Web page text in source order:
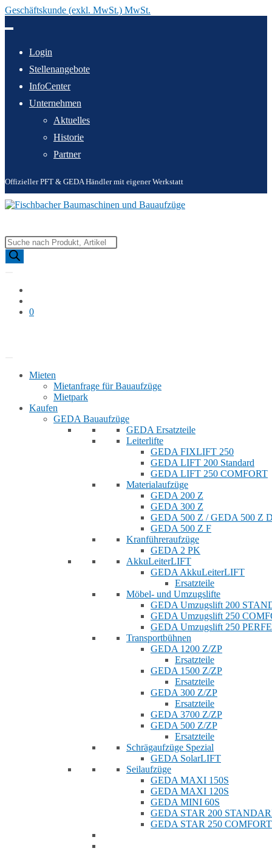
Geschäftskunde (exkl. MwSt.) MwSt.
Inhalt
Login
Stellenangebote
InfoCenter
Unternehmen
Aktuelles
Historie
Partner
Offizieller PFT & GEDA Händler mit eigener Werkstatt
Products
search
0
Mieten
Mietanfrage für Bauaufzüge
Mietpark
Kaufen
GEDA Bauaufzüge
GEDA Ersatzteile
Leiterlifte
GEDA FIXLIFT 250
GEDA LIFT 200 Standard
GEDA LIFT 250 COMFORT
Materialaufzüge
GEDA 200 Z
GEDA 300 Z
GEDA 500 Z / GEDA 500 Z
GEDA 500 Z F
Kranführeraufzüge
GEDA 2 PK
AkkuLeiterLIFT
GEDA AkkuLeiterLIFT
Ersatzteile
Möbel- und Umzugslifte
GEDA Umzugslift 200
GEDA Umzugslift 250
GEDA Umzugslift 250
Transportbühnen
GEDA 1200 Z/ZP
Ersatzteile
GEDA 1500 Z/ZP
Ersatzteile
GEDA 300 Z/ZP
Ersatzteile
GEDA 3700 Z/ZP
GEDA 500 Z/ZP
Ersatzteile
Schrägaufzüge Spezial
GEDA SolarLIFT
Seilaufzüge
GEDA MAXI 150S
GEDA MAXI 120S
GEDA MINI 60S
GEDA STAR 200
GEDA STAR 250 COMFORT